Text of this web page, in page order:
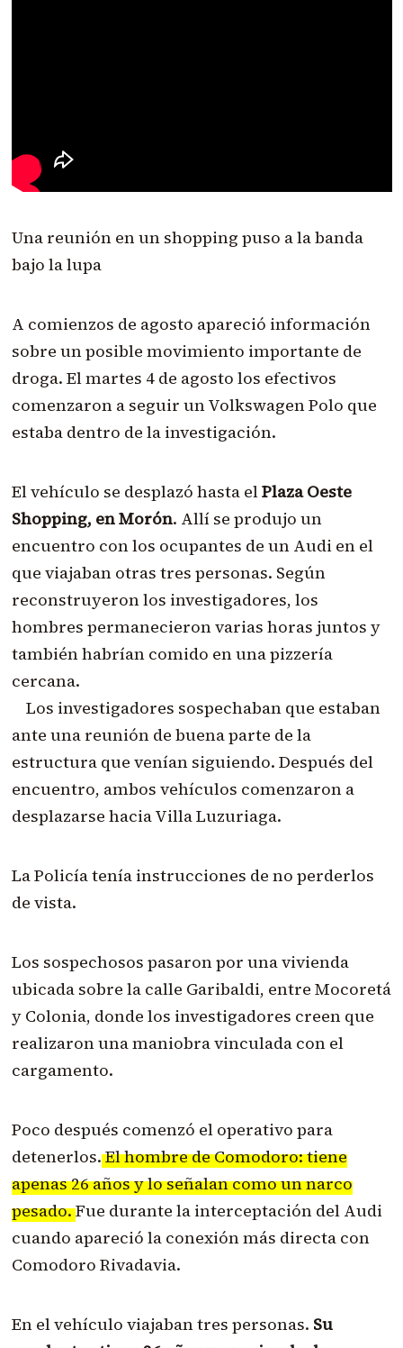
Una reunión en un shopping puso a la banda
bajo la lupa
A comienzos de agosto apareció información
sobre un posible movimiento importante de
droga. El martes 4 de agosto los efectivos
comenzaron a seguir un Volkswagen Polo que
estaba dentro de la investigación.
El vehículo se desplazó hasta elPlaza Oeste
Shopping, en Morón. Allí se produjo un
encuentro con los ocupantes de un Audi en el
que viajaban otras tres personas. Según
reconstruyeron los investigadores, los
hombres permanecieron varias horas juntos y
también habrían comido en una pizzería
cercana.
Los investigadores sospechaban que estaban
ante una reunión de buena parte de la
estructura que venían siguiendo. Después del
encuentro, ambos vehículos comenzaron a
desplazarse hacia Villa Luzuriaga.
La Policía tenía instrucciones de no perderlos
de vista.
Los sospechosos pasaron por una vivienda
ubicada sobre la calle Garibaldi, entre Mocoretá
y Colonia, donde los investigadores creen que
realizaron una maniobra vinculada con el
cargamento.
Poco después comenzó el operativo para
detenerlos.El hombre de Comodoro: tiene
apenas 26 años y lo señalan como un narco
pesado.Fue durante la interceptación del Audi
cuando apareció la conexión más directa con
Comodoro Rivadavia.
En el vehículo viajaban tres personas. Su